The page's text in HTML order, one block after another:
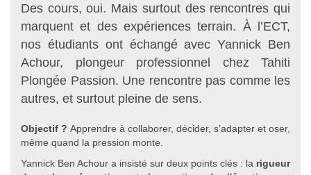
Des cours, oui. Mais surtout des rencontres qui
marquent et des expériences terrain. À l’ECT,
nos étudiants ont échangé avec Yannick Ben
Achour, plongeur professionnel chez Tahiti
Plongée Passion. Une rencontre pas comme les
autres, et surtout pleine de sens.
Objectif ? Apprendre à collaborer, décider, s’adapter et oser,
même quand la pression monte.
Yannick Ben Achour a insisté sur deux points clés : la rigueur